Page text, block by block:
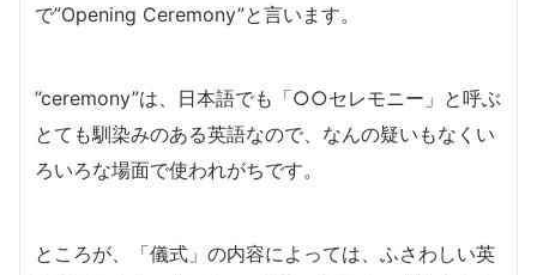
で”Opening Ceremony”と言います。
”ceremony”は、日本語でも「○○セレモニー」と呼ぶ
とても馴染みのある英語なので、なんの疑いもなくい
ろいろな場面で使われがちです。
ところが、「儀式」の内容によっては、ふさわしい英